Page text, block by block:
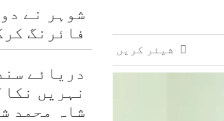
شوہر نے
فائرنگ
دریائے
نہریں
شاہ محمد
شیئر کریں